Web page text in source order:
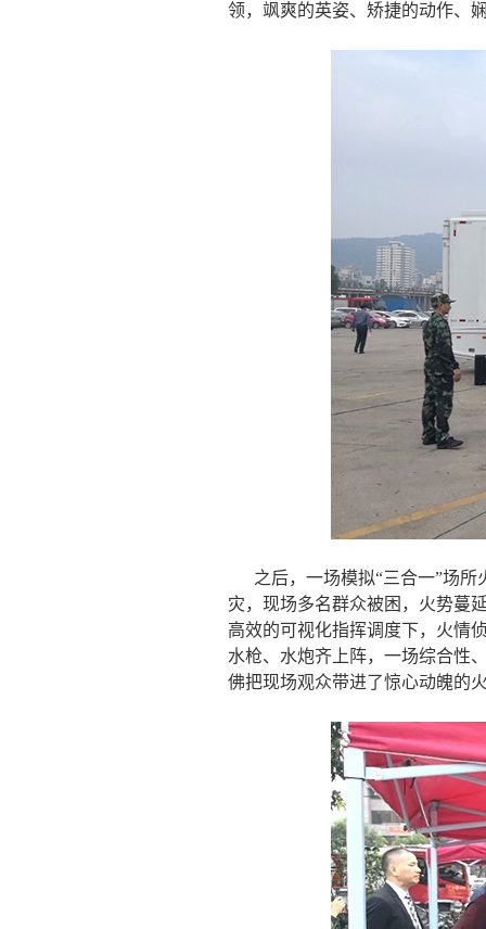
领，飒爽的英姿、矫捷的动作、
之后，一场模拟“三合一”场
灾，现场多名群众被困，火势蔓
高效的可视化指挥调度下，火情
水枪、水炮齐上阵，一场综合性
佛把现场观众带进了惊心动魄的